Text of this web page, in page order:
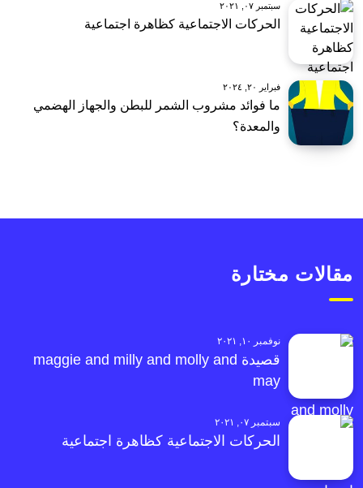
سبتمبر ٠٧, ٢٠٢١
الحركات الاجتماعية كظاهرة اجتماعية
فبراير ٢٠, ٢٠٢٤
ما فوائد مشروب الشمر للبطن والجهاز الهضمي
والمعدة؟
مقالات مختارة
نوفمبر ١٠, ٢٠٢١
قصيدة maggie and milly and molly and
may
سبتمبر ٠٧, ٢٠٢١
الحركات الاجتماعية كظاهرة اجتماعية